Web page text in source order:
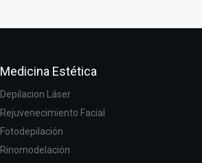
Medicina Estética
Depilacion Láser
Rejuvenecimiento Facial
Fotodepilación
Rinomodelación